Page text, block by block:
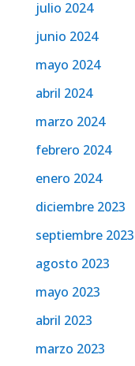
julio 2024
junio 2024
mayo 2024
abril 2024
marzo 2024
febrero 2024
enero 2024
diciembre 2023
septiembre 2023
agosto 2023
mayo 2023
abril 2023
marzo 2023